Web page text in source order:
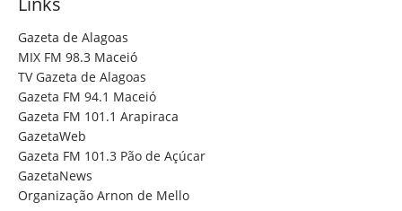
Gazeta de Alagoas
MIX FM 98.3 Maceió
TV Gazeta de Alagoas
Gazeta FM 94.1 Maceió
Gazeta FM 101.1 Arapiraca
GazetaWeb
Gazeta FM 101.3 Pão de Açúcar
GazetaNews
Organização Arnon de Mello